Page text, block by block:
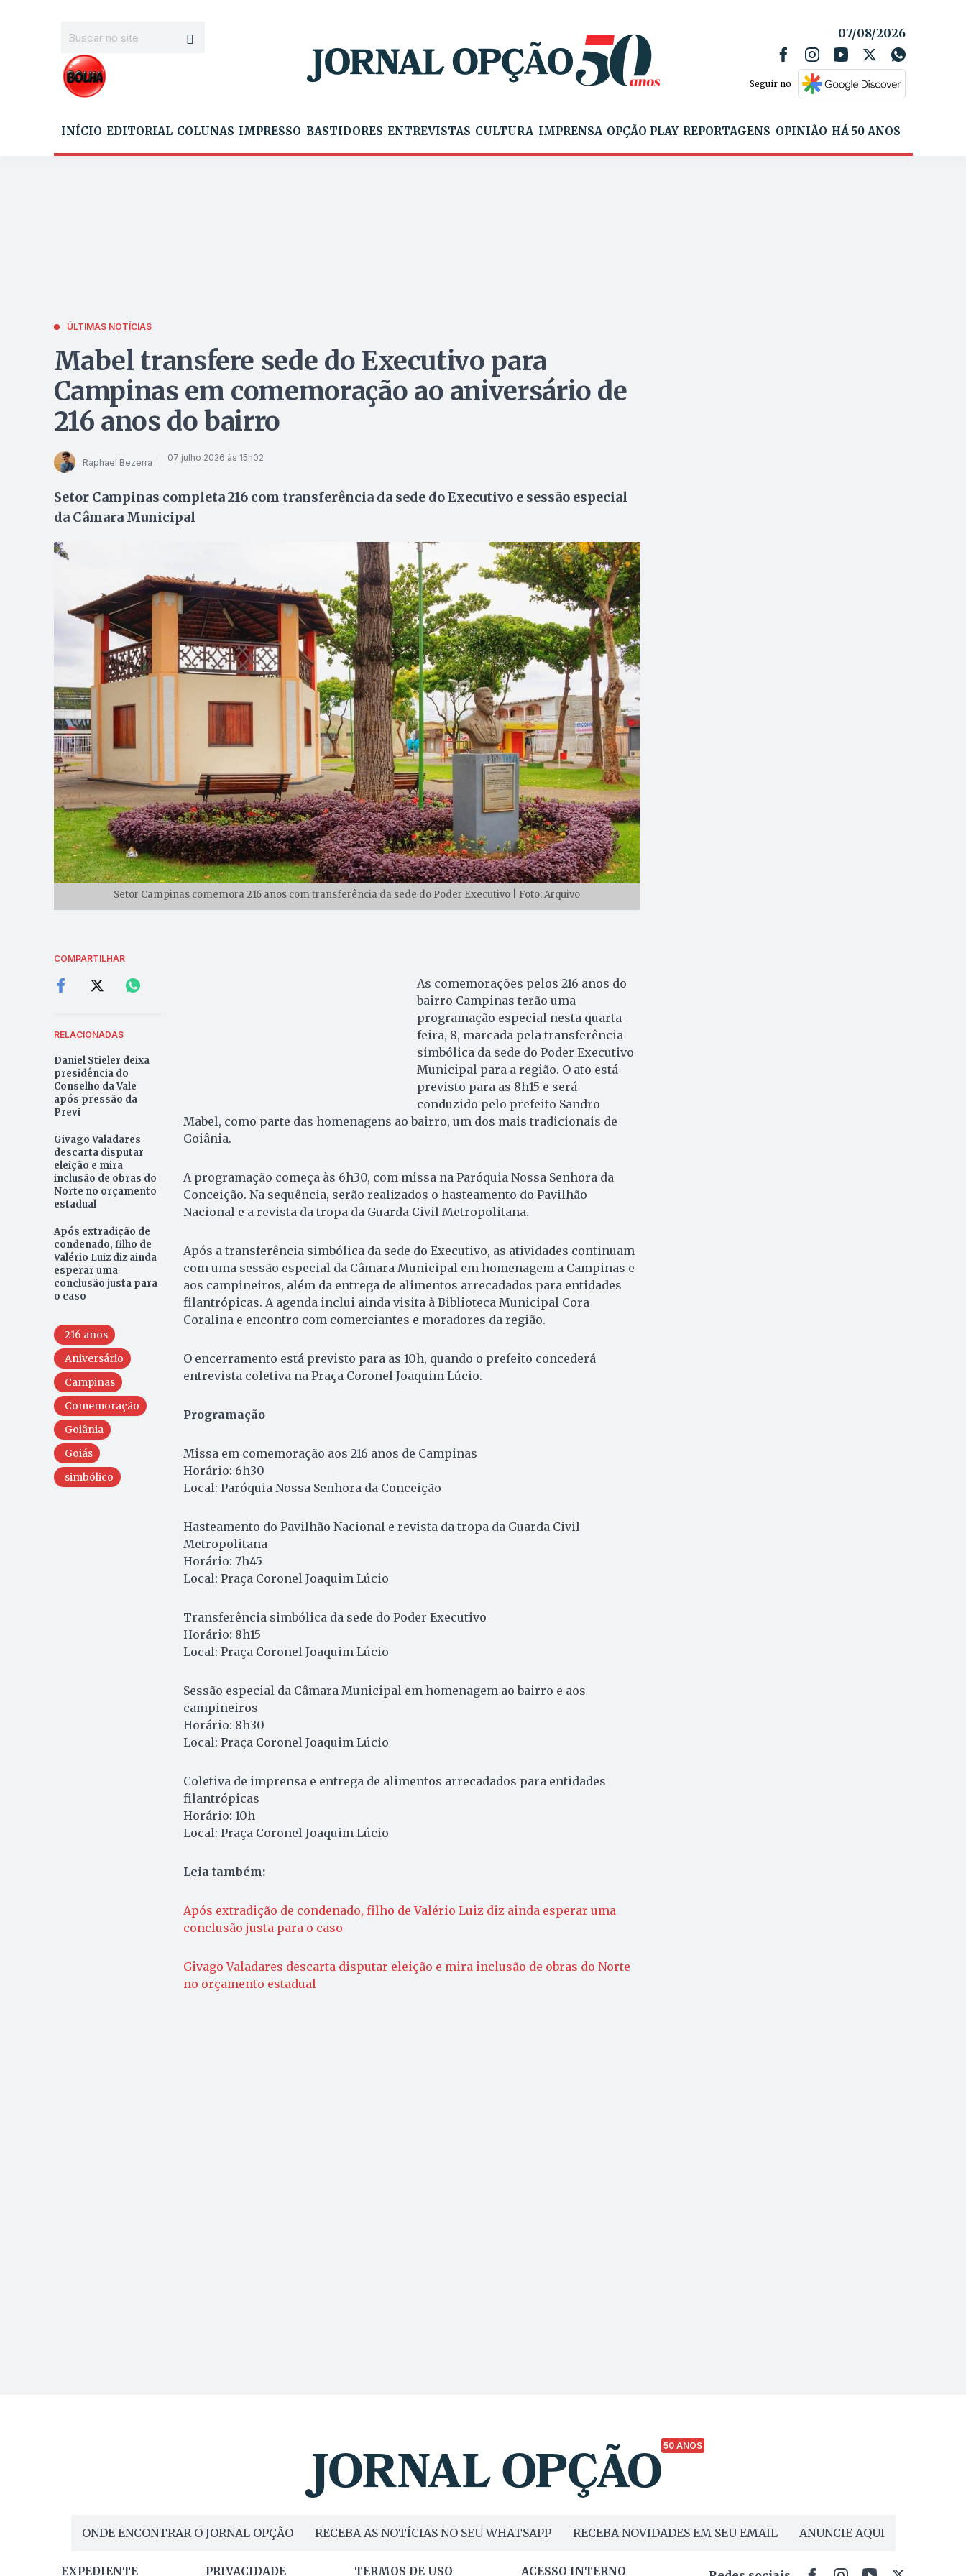
07/08/2026
Seguir no
INÍCIO EDITORIAL COLUNAS IMPRESSO BASTIDORES ENTREVISTAS CULTURA IMPRENSA OPÇÃO PLAY REPORTAGENS OPINIÃO HÁ 50 ANOS
ÚLTIMAS NOTÍCIAS
Mabel transfere sede do Executivo para
Campinas em comemoração ao aniversário de
216 anos do bairro
Raphael Bezerra 07 julho 2026 às 15h02
Setor Campinas completa 216 com transferência da sede do Executivo e sessão especial
da Câmara Municipal
Setor Campinas comemora 216 anos com transferência da sede do Poder Executivo | Foto: Arquivo
COMPARTILHAR
RELACIONADAS
Daniel Stieler deixa
presidência do
Conselho da Vale
após pressão da
Previ
Givago Valadares
descarta disputar
eleição e mira
inclusão de obras do
Norte no orçamento
estadual
Após extradição de
condenado, filho de
Valério Luiz diz ainda
esperar uma
conclusão justa para
o caso
216 anos
Aniversário
Campinas
Comemoração
Goiânia
Goiás
simbólico
As comemorações pelos 216 anos do
bairro Campinas terão uma
programação especial nesta quarta-
feira, 8, marcada pela transferência
simbólica da sede do Poder Executivo
Municipal para a região. O ato está
previsto para as 8h15 e será
conduzido pelo prefeito Sandro
Mabel, como parte das homenagens ao bairro, um dos mais tradicionais de
Goiânia.
A programação começa às 6h30, com missa na Paróquia Nossa Senhora da
Conceição. Na sequência, serão realizados o hasteamento do Pavilhão
Nacional e a revista da tropa da Guarda Civil Metropolitana.
Após a transferência simbólica da sede do Executivo, as atividades continuam
com uma sessão especial da Câmara Municipal em homenagem a Campinas e
aos campineiros, além da entrega de alimentos arrecadados para entidades
filantrópicas. A agenda inclui ainda visita à Biblioteca Municipal Cora
Coralina e encontro com comerciantes e moradores da região.
O encerramento está previsto para as 10h, quando o prefeito concederá
entrevista coletiva na Praça Coronel Joaquim Lúcio.
Programação
Missa em comemoração aos 216 anos de Campinas
Horário: 6h30
Local: Paróquia Nossa Senhora da Conceição
Hasteamento do Pavilhão Nacional e revista da tropa da Guarda Civil
Metropolitana
Horário: 7h45
Local: Praça Coronel Joaquim Lúcio
Transferência simbólica da sede do Poder Executivo
Horário: 8h15
Local: Praça Coronel Joaquim Lúcio
Sessão especial da Câmara Municipal em homenagem ao bairro e aos
campineiros
Horário: 8h30
Local: Praça Coronel Joaquim Lúcio
Coletiva de imprensa e entrega de alimentos arrecadados para entidades
filantrópicas
Horário: 10h
Local: Praça Coronel Joaquim Lúcio
Leia também:
Após extradição de condenado, filho de Valério Luiz diz ainda esperar uma
conclusão justa para o caso
Givago Valadares descarta disputar eleição e mira inclusão de obras do Norte
no orçamento estadual
50 ANOS
ONDE ENCONTRAR O JORNAL OPÇÃO RECEBA AS NOTÍCIAS NO SEU WHATSAPP RECEBA NOVIDADES EM SEU EMAIL ANUNCIE AQUI
EXPEDIENTE PRIVACIDADE TERMOS DE USO ACESSO INTERNO